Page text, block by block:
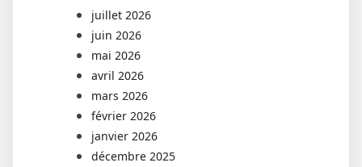
juillet 2026
juin 2026
mai 2026
avril 2026
mars 2026
février 2026
janvier 2026
décembre 2025